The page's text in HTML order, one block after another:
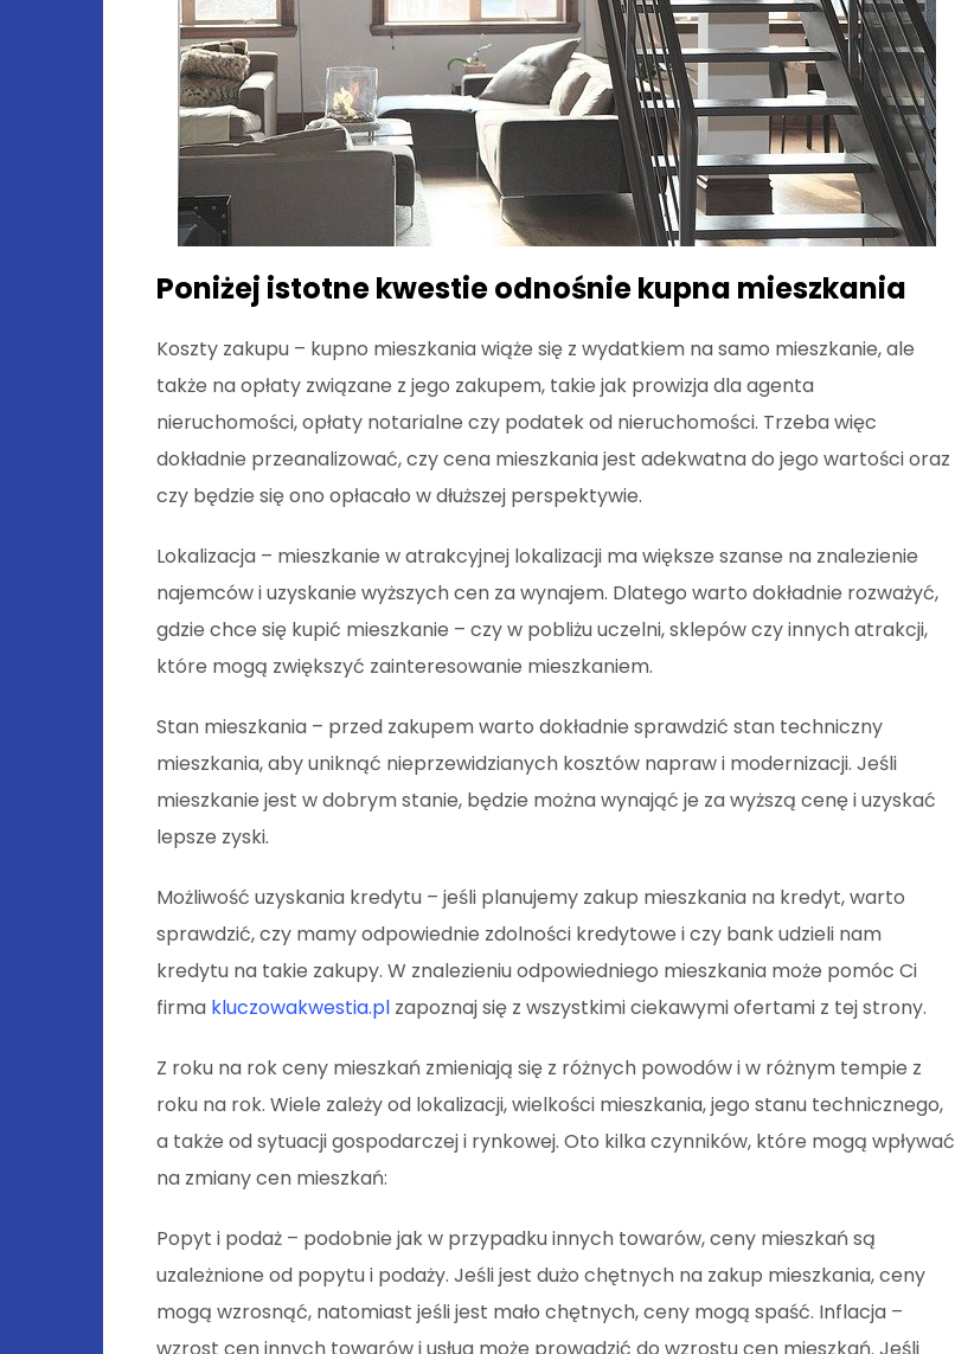
Poniżej istotne kwestie odnośnie kupna mieszkania
Koszty zakupu – kupno mieszkania wiąże się z wydatkiem na samo mieszkanie, ale
także na opłaty związane z jego zakupem, takie jak prowizja dla agenta
nieruchomości, opłaty notarialne czy podatek od nieruchomości. Trzeba więc
dokładnie przeanalizować, czy cena mieszkania jest adekwatna do jego wartości oraz
czy będzie się ono opłacało w dłuższej perspektywie.
Lokalizacja – mieszkanie w atrakcyjnej lokalizacji ma większe szanse na znalezienie
najemców i uzyskanie wyższych cen za wynajem. Dlatego warto dokładnie rozważyć,
gdzie chce się kupić mieszkanie – czy w pobliżu uczelni, sklepów czy innych atrakcji,
które mogą zwiększyć zainteresowanie mieszkaniem.
Stan mieszkania – przed zakupem warto dokładnie sprawdzić stan techniczny
mieszkania, aby uniknąć nieprzewidzianych kosztów napraw i modernizacji. Jeśli
mieszkanie jest w dobrym stanie, będzie można wynająć je za wyższą cenę i uzyskać
lepsze zyski.
Możliwość uzyskania kredytu – jeśli planujemy zakup mieszkania na kredyt, warto
sprawdzić, czy mamy odpowiednie zdolności kredytowe i czy bank udzieli nam
kredytu na takie zakupy. W znalezieniu odpowiedniego mieszkania może pomóc Ci
firma kluczowakwestia.pl zapoznaj się z wszystkimi ciekawymi ofertami z tej strony.
Z roku na rok ceny mieszkań zmieniają się z różnych powodów i w różnym tempie z
roku na rok. Wiele zależy od lokalizacji, wielkości mieszkania, jego stanu technicznego,
a także od sytuacji gospodarczej i rynkowej. Oto kilka czynników, które mogą wpływać
na zmiany cen mieszkań:
Popyt i podaż – podobnie jak w przypadku innych towarów, ceny mieszkań są
uzależnione od popytu i podaży. Jeśli jest dużo chętnych na zakup mieszkania, ceny
mogą wzrosnąć, natomiast jeśli jest mało chętnych, ceny mogą spaść. Inflacja –